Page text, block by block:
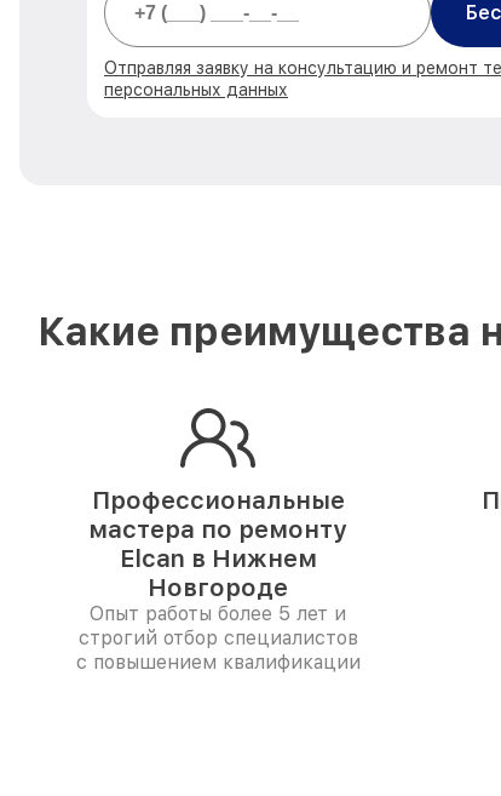
Отправляя заявку на консультацию и ремонт
персональных данных
Какие преимущества
Профессиональные
мастера по ремонту
Elcan в Нижнем
Новгороде
Опыт работы более 5 лет и
строгий отбор специалистов
с повышением квалификации